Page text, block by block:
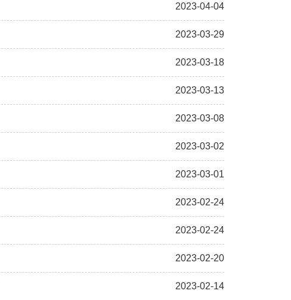
2023-04-04
2023-03-29
2023-03-18
2023-03-13
2023-03-08
2023-03-02
2023-03-01
2023-02-24
2023-02-24
2023-02-20
2023-02-14